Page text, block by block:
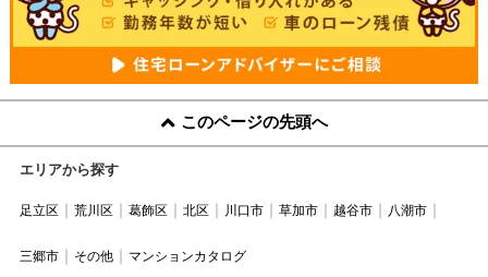
このページの先頭へ
エリアから探す
足立区 荒川区 葛飾区 北区 川口市 草加市 越谷市 八潮市
三郷市 その他 マンションカタログ